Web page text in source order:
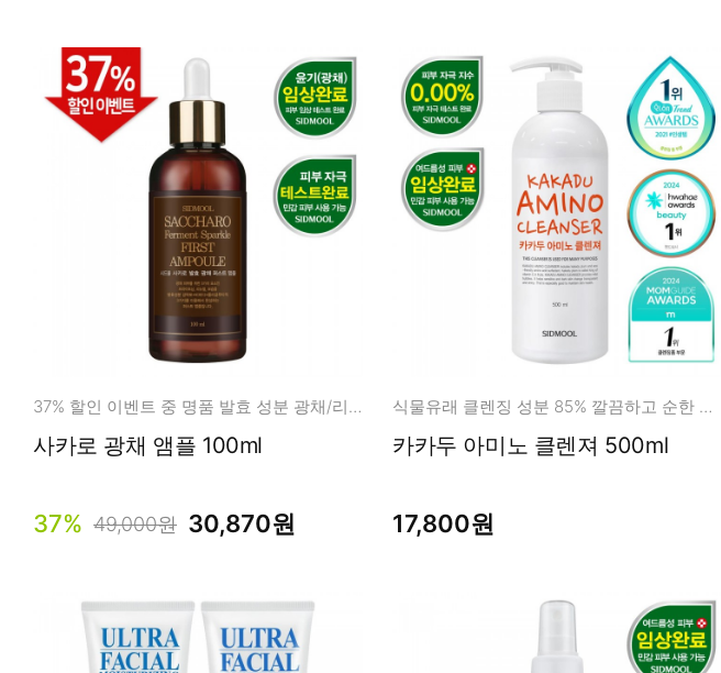
37% 할인 이벤트 중 명품 발효 성분 광채/리뉴얼/보습
사카로 광채 앰플 100ml
37% 49,000원 30,870원
식물유래 클렌징 성분 85% 깔끔하고 순한 클렌징
카카두 아미노 클렌져 500ml
17,800원